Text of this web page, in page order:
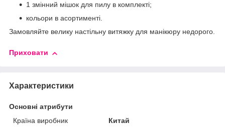
1 змінний мішок для пилу в комплекті;
кольори в асортименті.
Замовляйте велику настільну витяжку для манікюру недорого.
Приховати
Характеристики
Основні атрибути
Країна виробник
Китай